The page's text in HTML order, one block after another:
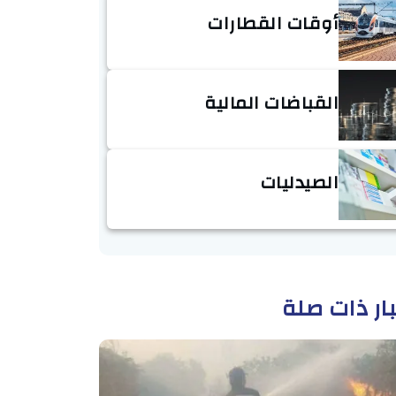
أوقات القطارات
القباضات المالية
الصيدليات
ذات صلة